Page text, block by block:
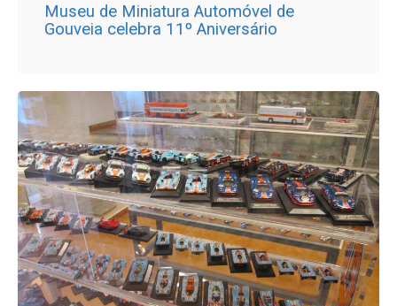
Museu de Miniatura Automóvel de
Gouveia celebra 11º Aniversário